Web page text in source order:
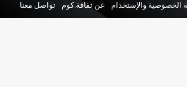
الخصوصية والإستخدام عن ثقافة.كوم تواصل معنا